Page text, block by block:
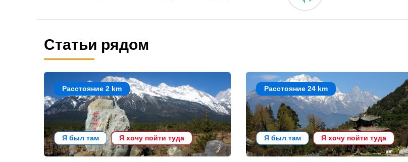
Статьи рядом
Расстояние 2 km
Я был там Я хочу пойти туда
Расстояние 24 km
Я был там Я хочу пойти туда